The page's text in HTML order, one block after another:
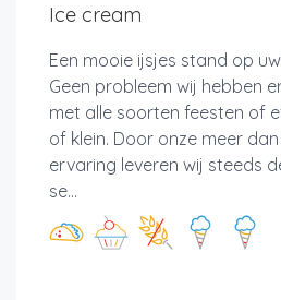
Ice cream
Een mooie ijsjes stand op
Geen probleem wij hebben
met alle soorten feesten of
of klein. Door onze meer
ervaring leveren wij steeds
se...